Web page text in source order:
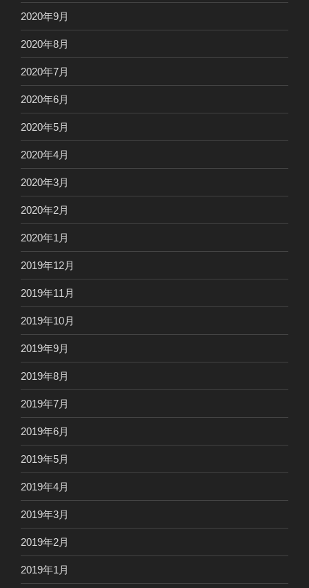
2020年9月
2020年8月
2020年7月
2020年6月
2020年5月
2020年4月
2020年3月
2020年2月
2020年1月
2019年12月
2019年11月
2019年10月
2019年9月
2019年8月
2019年7月
2019年6月
2019年5月
2019年4月
2019年3月
2019年2月
2019年1月